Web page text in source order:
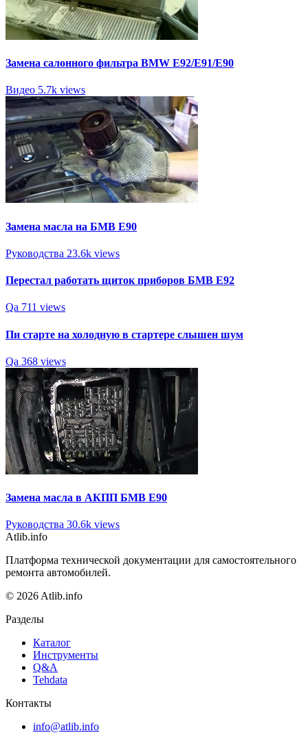
Замена салонного фильтра BMW E92/E91/E90
Видео 5.7k views
Замена масла на БМВ Е90
Руководства 23.6k views
Перестал работать щиток приборов БМВ Е92
Qa 711 views
Пи старте на холодную в стартере слышен шум
Qa 368 views
Замена масла в АКПП БМВ Е90
Руководства 30.6k views
Atlib.info
Платформа технической документации для самостоятельного
ремонта автомобилей.
© 2026 Atlib.info
Разделы
Каталог
Инструменты
Q&A
Tehdata
Контакты
info@atlib.info